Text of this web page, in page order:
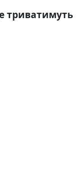
триватимуть